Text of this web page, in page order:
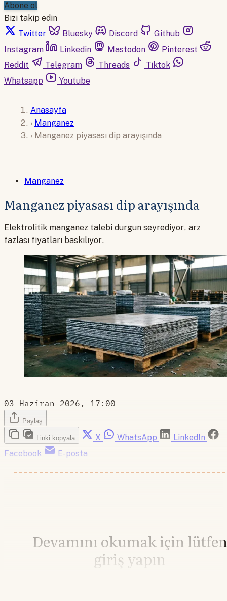
Abone ol
Bizi takip edin
Twitter
Bluesky Discord
Github
Instagram
Linkedin Mastodon
Pinterest
Reddit
Telegram Threads
Tiktok
Whatsapp
Youtube
Anasayfa
› Manganez
› Manganez piyasası dip arayışında
Manganez
Manganez piyasası dip arayışında
Elektrolitik manganez talebi durgun seyrediyor, arz
fazlası fiyatları baskılıyor.
03 Haziran 2026, 17:00
Paylaş
Linki kopyala X WhatsApp
LinkedIn
Facebook
E-posta
Devamını okumak için lütfen
giriş yapın